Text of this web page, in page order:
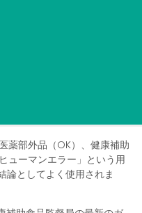
薬部外品（OK）、健康補助
ューマンエラー」という用
論としてよく使用されま